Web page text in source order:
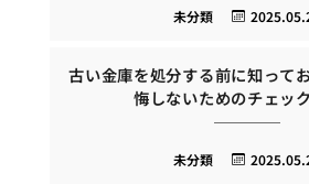
未分類
古い金庫を処分する前に知って
悔しないためのチェッ
未分類